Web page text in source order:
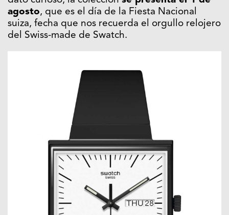
agosto, que es el día de la Fiesta Nacional
suiza, fecha que nos recuerda el orgullo relojero
del Swiss-made de Swatch.